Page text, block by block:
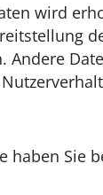
wird
Andere
haben Sie